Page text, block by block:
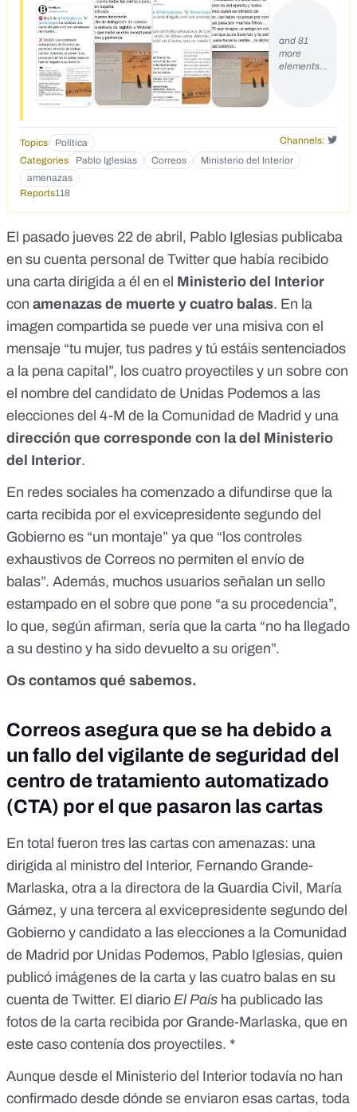
0568578154502<br><br></div>
and 81
more
elements…
Topics Política
Channels:
Categories
Pablo Iglesias Correos
Ministerio del Interior
amenazas
Reports118
El pasado jueves 22 de abril, Pablo Iglesias publicaba
en su cuenta personal de Twitter que había recibido
una carta dirigida a él en el Ministerio del Interior
con amenazas de muerte y cuatro balas. En la
imagen compartida se puede ver una misiva con el
mensaje “tu mujer, tus padres y tú estáis sentenciados
a la pena capital”, los cuatro proyectiles y un sobre con
el nombre del candidato de Unidas Podemos a las
elecciones del 4-M de la Comunidad de Madrid y una
dirección que corresponde con la del Ministerio
del Interior.
En redes sociales ha comenzado a difundirse que la
carta recibida por el exvicepresidente segundo del
Gobierno es “un montaje” ya que “los controles
exhaustivos de Correos no permiten el envío de
balas”. Además, muchos usuarios señalan un sello
estampado en el sobre que pone “a su procedencia”,
lo que, según afirman, sería que la carta “no ha llegado
a su destino y ha sido devuelto a su origen”.
Os contamos qué sabemos.
Correos asegura que se ha debido a
un fallo del vigilante de seguridad del
centro de tratamiento automatizado
(CTA) por el que pasaron las cartas
En total fueron tres las cartas con amenazas: una
dirigida al ministro del Interior, Fernando Grande-
Marlaska, otra a la directora de la Guardia Civil, María
Gámez, y una tercera al exvicepresidente segundo del
Gobierno y candidato a las elecciones a la Comunidad
de Madrid por Unidas Podemos, Pablo Iglesias, quien
publicó imágenes de la carta y las cuatro balas en su
cuenta de Twitter. El diario El País ha publicado las
fotos de la carta recibida por Grande-Marlaska, que en
este caso contenía dos proyectiles. *
Aunque desde el Ministerio del Interior todavía no han
confirmado desde dónde se enviaron esas cartas, toda